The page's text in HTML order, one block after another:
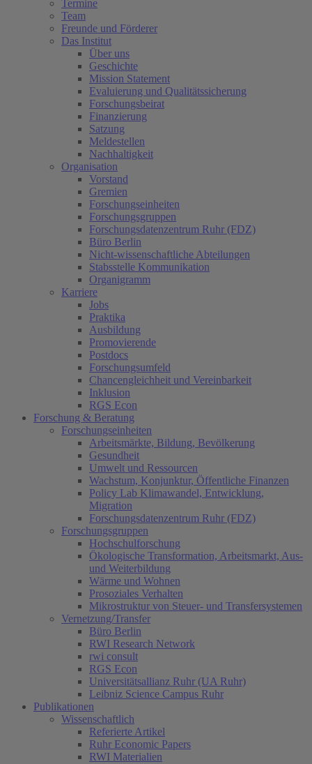
Termine
Team
Freunde und Förderer
Das Institut
Über uns
Geschichte
Mission Statement
Evaluierung und Qualitätssicherung
Forschungsbeirat
Finanzierung
Satzung
Meldestellen
Nachhaltigkeit
Organisation
Vorstand
Gremien
Forschungseinheiten
Forschungsgruppen
Forschungsdatenzentrum Ruhr (FDZ)
Büro Berlin
Nicht-wissenschaftliche Abteilungen
Stabsstelle Kommunikation
Organigramm
Karriere
Jobs
Praktika
Ausbildung
Promovierende
Postdocs
Forschungsumfeld
Chancengleichheit und Vereinbarkeit
Inklusion
RGS Econ
Forschung & Beratung
Forschungseinheiten
Arbeitsmärkte, Bildung, Bevölkerung
Gesundheit
Umwelt und Ressourcen
Wachstum, Konjunktur, Öffentliche Finanzen
Policy Lab Klimawandel, Entwicklung,
Migration
Forschungsdatenzentrum Ruhr (FDZ)
Forschungsgruppen
Hochschulforschung
Ökologische Transformation, Arbeitsmarkt, Aus-
und Weiterbildung
Wärme und Wohnen
Prosoziales Verhalten
Mikrostruktur von Steuer- und Transfersystemen
Vernetzung/Transfer
Büro Berlin
RWI Research Network
rwi consult
RGS Econ
Universitätsallianz Ruhr (UA Ruhr)
Leibniz Science Campus Ruhr
Publikationen
Wissenschaftlich
Referierte Artikel
Ruhr Economic Papers
RWI Materialien